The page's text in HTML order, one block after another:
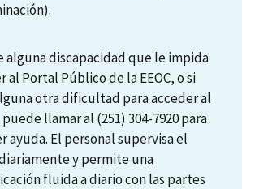
alguna discapacidad que le impida
al Portal Público de la EEOC, o si
otra dificultad para acceder al
llamar al (251) 304-7920 para
ayuda. El personal supervisa el
y permite una
fluida a diario con las partes